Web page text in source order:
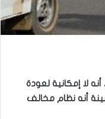
أنه لا إمكانية لعودة
أنه نظام مخالف